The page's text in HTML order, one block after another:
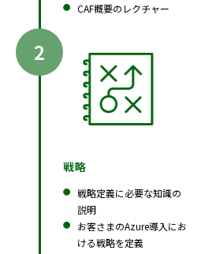
CAF概要のレクチャー
戦略
戦略定義に必要な知識の
説明
お客さまのAzure導入にお
ける戦略を定義